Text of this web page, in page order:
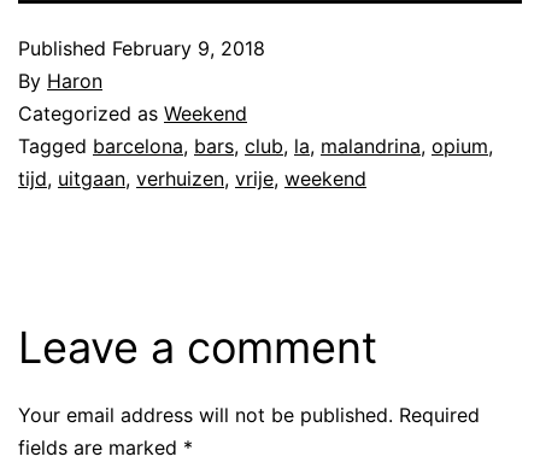
Published February 9, 2018
By Haron
Categorized as Weekend
Tagged barcelona, bars, club, la, malandrina, opium,
tijd, uitgaan, verhuizen, vrije, weekend
Leave a comment
Your email address will not be published. Required
fields are marked *